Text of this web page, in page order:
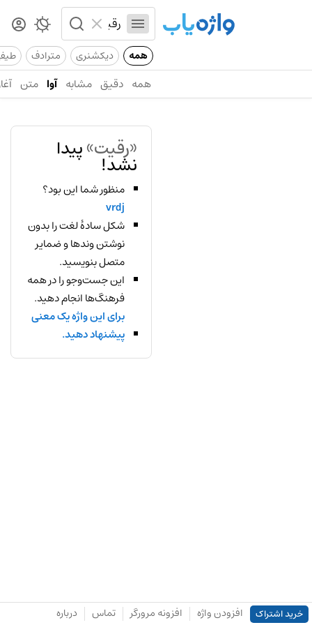
همه دیکشنری مترادف
همه دقیق مشابه آوا متن
«رقیت»پیدا
نشد!
منظور شما این بود؟
vrdj
شکل سادهٔ لغت را بدون
نوشتن وندها و ضمایر
متصل بنویسید.
این جست‌وجو را در همه
فرهنگ‌ها انجام دهید.
برای این واژه یک معنی
پیشنهاد دهید.
خرید اشتراک افزودن واژه افزونه مرورگر تماس درباره